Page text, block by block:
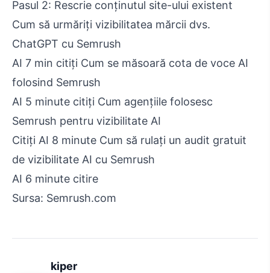
Pasul 2: Rescrie conținutul site-ului existent
Cum să urmăriți vizibilitatea mărcii dvs.
ChatGPT cu Semrush
AI 7 min citiți Cum se măsoară cota de voce AI
folosind Semrush
AI 5 minute citiți Cum agențiile folosesc
Semrush pentru vizibilitate AI
Citiți AI 8 minute Cum să rulați un audit gratuit
de vizibilitate AI cu Semrush
AI 6 minute citire
Sursa: Semrush.com
kiper